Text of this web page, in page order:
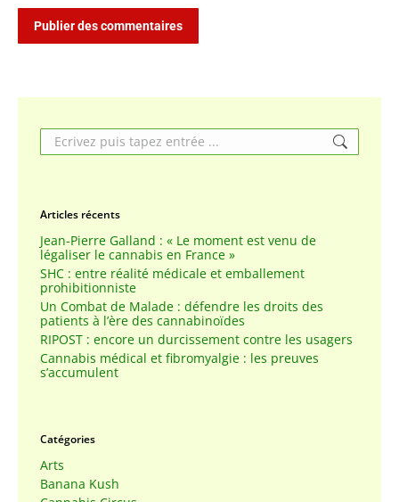
Publier des commentaires
Search:
Articles récents
Jean-Pierre Galland : « Le moment est venu de
légaliser le cannabis en France »
SHC : entre réalité médicale et emballement
prohibitionniste
Un Combat de Malade : défendre les droits des
patients à l’ère des cannabinoïdes
RIPOST : encore un durcissement contre les usagers
Cannabis médical et fibromyalgie : les preuves
s’accumulent
Catégories
Arts
Banana Kush